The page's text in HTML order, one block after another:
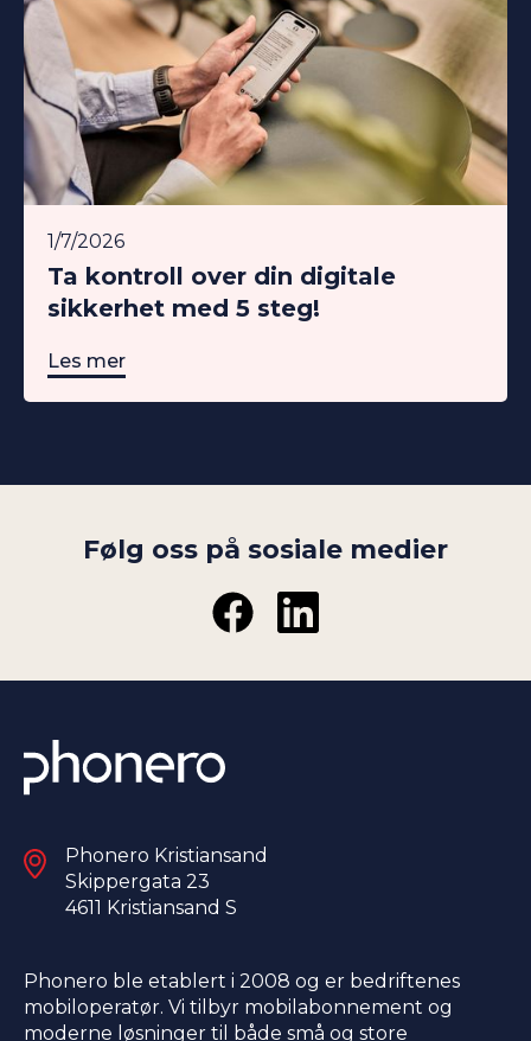
1/7/2026
Ta kontroll over din digitale
sikkerhet med 5 steg!
Les mer
Følg oss på sosiale medier
Phonero Kristiansand
Skippergata 23
4611 Kristiansand S​
Phonero ble etablert i 2008 og er bedriftenes
mobiloperatør. Vi tilbyr mobilabonnement og
moderne løsninger til både små og store